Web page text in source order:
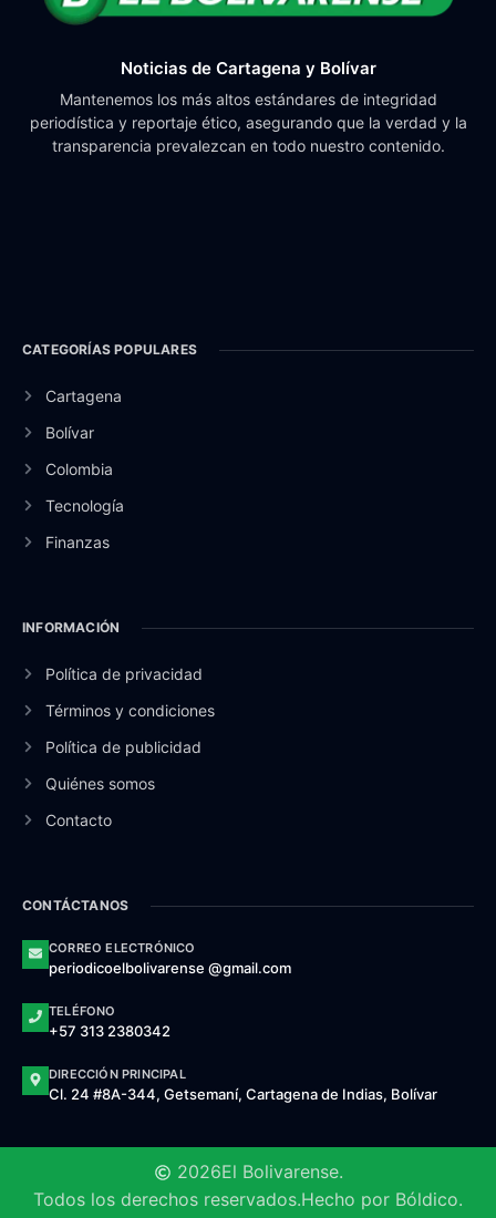
Noticias de Cartagena y Bolívar
Mantenemos los más altos estándares de integridad
periodística y reportaje ético, asegurando que la verdad y la
transparencia prevalezcan en todo nuestro contenido.
CATEGORÍAS POPULARES
Cartagena
Bolívar
Colombia
Tecnología
Finanzas
INFORMACIÓN
Política de privacidad
Términos y condiciones
Política de publicidad
Quiénes somos
Contacto
CONTÁCTANOS
CORREO ELECTRÓNICO
periodicoelbolivarense @gmail.com
TELÉFONO
+57 313 2380342
DIRECCIÓN PRINCIPAL
Cl. 24 #8A-344, Getsemaní, Cartagena de Indias, Bolívar
2026El Bolivarense.
Todos los derechos reservados.Hecho por Bóldico.